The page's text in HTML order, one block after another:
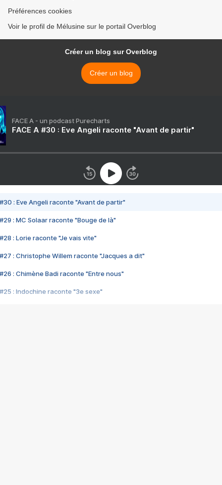
Préférences cookies
Voir le profil de Mélusine sur le portail Overblog
Créer un blog sur Overblog
Créer un blog
FACE A - un podcast Purecharts
FACE A #30 : Eve Angeli raconte "Avant de partir"
#30 : Eve Angeli raconte "Avant de partir"
#29 : MC Solaar raconte "Bouge de là"
#28 : Lorie raconte "Je vais vite"
#27 : Christophe Willem raconte "Jacques a dit"
#26 : Chimène Badi raconte "Entre nous"
#25 : Indochine raconte "3e sexe"